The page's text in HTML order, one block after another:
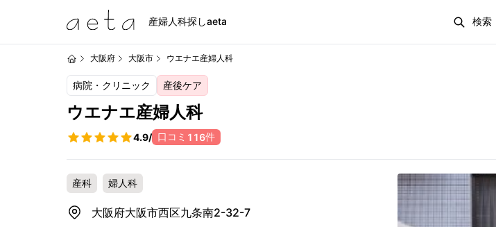
産婦人科探しaeta 検索
大阪府 大阪市 ウエナエ産婦人科
病院・クリニック 産後ケア
ウエナエ産婦人科
4.9/ 口コミ 116件
産科 婦人科
大阪府大阪市西区九条南2-32-7